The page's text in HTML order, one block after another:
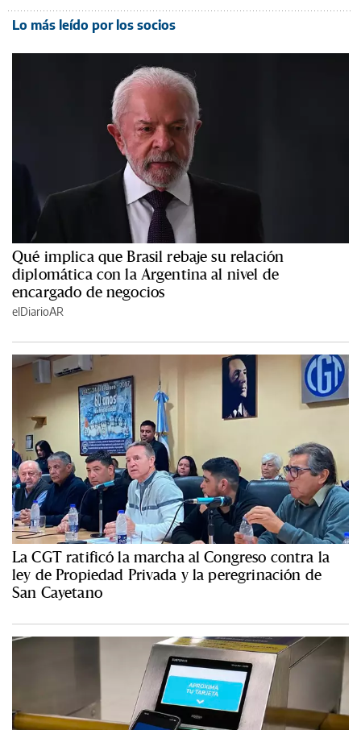
Lo más leído por los socios
Qué implica que Brasil rebaje su relación
diplomática con la Argentina al nivel de
encargado de negocios
elDiarioAR
La CGT ratificó la marcha al Congreso contra la
ley de Propiedad Privada y la peregrinación de
San Cayetano